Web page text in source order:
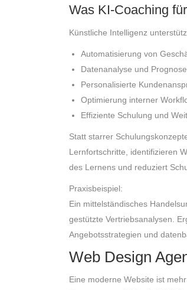
Was KI-Coaching
Künstliche Intelligenz
Automatisierung von
Datenanalyse und
Personalisierte
Optimierung interner
Effiziente Schulung und
Statt starrer
Lernfortschritte, identifizieren
des Lernens und reduziert
Praxisbeispiel:
Ein mittelständisches
gestützte Vertriebsanalysen.
Angebotsstrategien und
Web Design
Eine moderne Website ist